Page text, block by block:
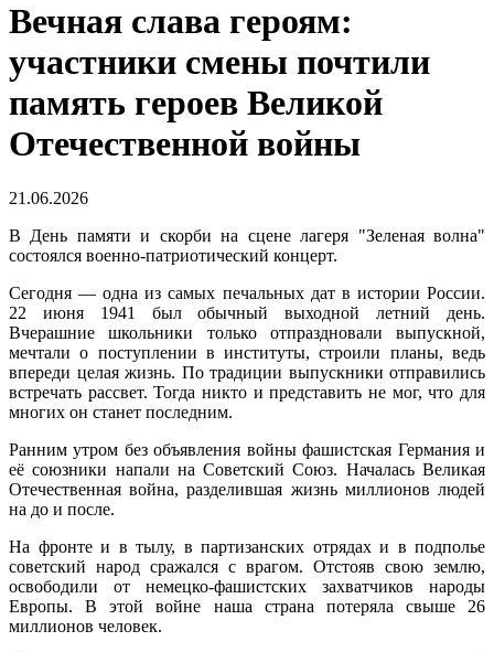
Вечная слава героям:
участники смены почтили
память героев Великой
Отечественной войны
21.06.2026
В День памяти и скорби на сцене лагеря "Зеленая волна"
состоялся военно-патриотический концерт.
Сегодня — одна из самых печальных дат в истории России.
22 июня 1941 был обычный выходной летний день.
Вчерашние школьники только отпраздновали выпускной,
мечтали о поступлении в институты, строили планы, ведь
впереди целая жизнь. По традиции выпускники отправились
встречать рассвет. Тогда никто и представить не мог, что для
многих он станет последним.
Ранним утром без объявления войны фашистская Германия и
её союзники напали на Советский Союз. Началась Великая
Отечественная война, разделившая жизнь миллионов людей
на до и после.
На фронте и в тылу, в партизанских отрядах и в подполье
советский народ сражался с врагом. Отстояв свою землю,
освободили от немецко-фашистских захватчиков народы
Европы. В этой войне наша страна потеряла свыше 26
миллионов человек.